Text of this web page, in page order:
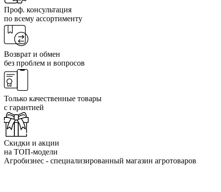
Проф. консультация
по всему ассортименту
Возврат и обмен
без проблем и вопросов
Только качественные товары
с гарантией
Скидки и акции
на ТОП-модели
Агробизнес - специализированный магазин агротоваров